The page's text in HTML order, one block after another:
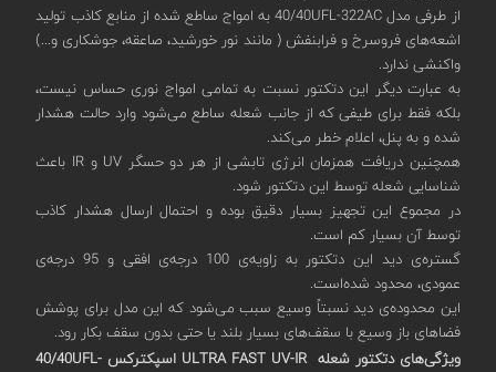
از طرفی مدل 40/40UFL-322AC به امواج ساطع شده از منابع کاذب تولید
اشعه‌های فروسرخ و فرابنفش ( مانند نور خورشید، صاعقه، جوشکاری و...)
واکنشی ندارد.
به عبارت دیگر این دتکتور نسبت به تمامی امواج نوری حساس نیست،
بلکه فقط برای طیفی که از جانب شعله ساطع می‌شود وارد حالت هشدار
شده و به پنل، اعلام خطر می‌کند.
همچنین دریافت همزمان انرژی تابشی از هر دو حسگر UV و IR باعث
شناسایی شعله توسط این دتکتور شود.
در مجموع این تجهیز بسیار دقیق بوده و احتمال ارسال هشدار کاذب
توسط آن بسیار کم است.
گستره‌ی دید این دتکتور به زاویه‌ی 100 درجه‌ی افقی و 95 درجه‌ی
عمودی، محدود شده‌است.
این محدوده‌ی دید نسبتاً وسیع سبب می‌شود که این مدل برای پوشش
فضاهای باز وسیع با سقف‌های بسیار بلند یا حتی بدون سقف بکار ‌رود.
ویژگی‌های دتکتور شعله ULTRA FAST UV-IR
اسپکترکس 40/40UFL-